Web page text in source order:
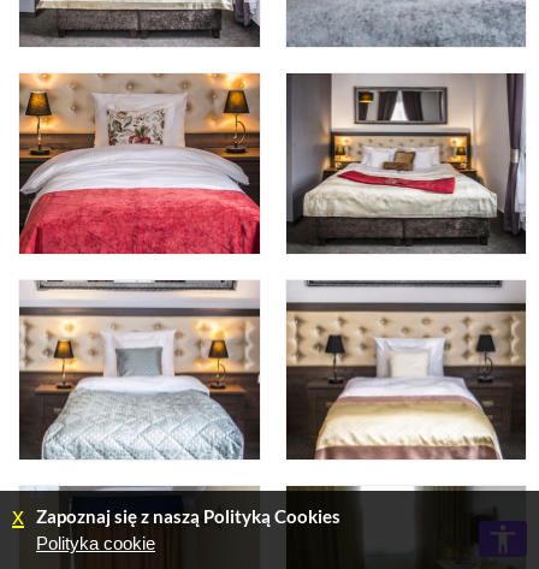
Zapoznaj się z naszą Polityką Cookies
Polityka cookie
x